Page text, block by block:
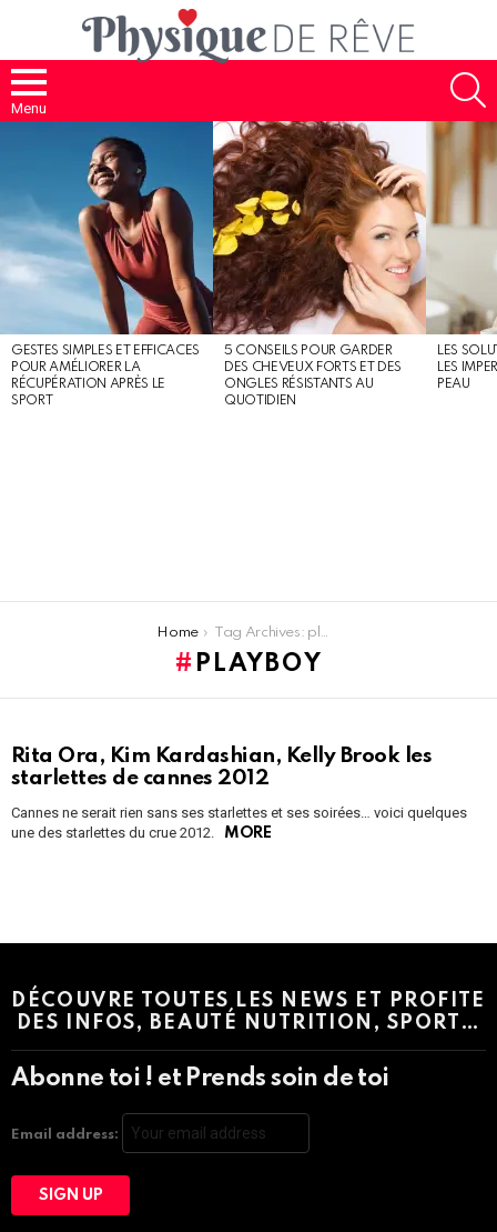
Menu
GESTES SIMPLES ET EFFICACES
POUR AMÉLIORER LA
RÉCUPÉRATION APRÈS LE
SPORT
5 CONSEILS POUR GARDER
DES CHEVEUX FORTS ET DES
ONGLES RÉSISTANTS AU
QUOTIDIEN
LES
LES
PEAU
Home Tag Archives: playboy
PLAYBOY
STORIES
Rita Ora, Kim Kardashian, Kelly Brook les
starlettes de cannes 2012
Cannes ne serait rien sans ses starlettes et ses soirées… voici quelques
une des starlettes du crue 2012.
MORE
DÉCOUVRE TOUTES LES NEWS ET PROFITE
DES INFOS, BEAUTÉ NUTRITION, SPORT…
Abonne toi ! et Prends soin de toi
Email address: